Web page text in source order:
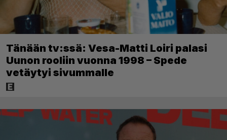
Tänään tv:ssä: Vesa-Matti Loiri palasi
Uunon rooliin vuonna 1998 – Spede
vetäytyi sivummalle